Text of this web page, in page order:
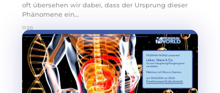
oft übersehen wir dabei, dass der Ursprung dieser
Phänomene ein...
11:20